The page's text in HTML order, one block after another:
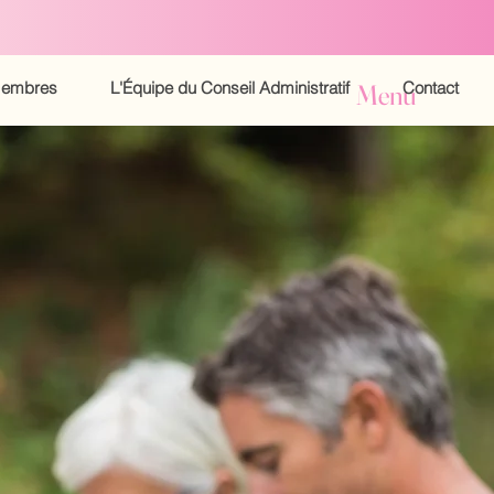
L'Équipe du Conseil Administratif Contact
Menu